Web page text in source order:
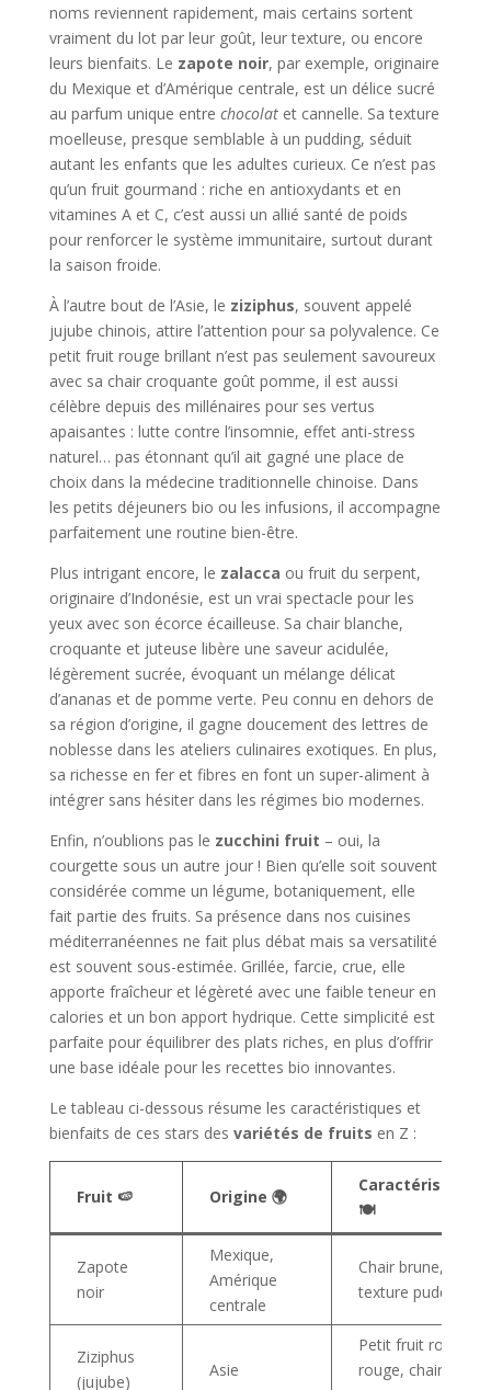
noms reviennent rapidement, mais certains sortent
vraiment du lot par leur goût, leur texture, ou encore
leurs bienfaits. Le zapote noir, par exemple, originaire
du Mexique et d’Amérique centrale, est un délice sucré
au parfum unique entre chocolatet cannelle. Sa texture
moelleuse, presque semblable à un pudding, séduit
autant les enfants que les adultes curieux. Ce n’est pas
qu’un fruit gourmand : riche en antioxydants et en
vitamines A et C, c’est aussi un allié santé de poids
pour renforcer le système immunitaire, surtout durant
la saison froide.
À l’autre bout de l’Asie, le ziziphus, souvent appelé
jujube chinois, attire l’attention pour sa polyvalence. Ce
petit fruit rouge brillant n’est pas seulement savoureux
avec sa chair croquante goût pomme, il est aussi
célèbre depuis des millénaires pour ses vertus
apaisantes : lutte contre l’insomnie, effet anti-stress
naturel… pas étonnant qu’il ait gagné une place de
choix dans la médecine traditionnelle chinoise. Dans
les petits déjeuners bio ou les infusions, il accompagne
parfaitement une routine bien-être.
Plus intrigant encore, le zalacca ou fruit du serpent,
originaire d’Indonésie, est un vrai spectacle pour les
yeux avec son écorce écailleuse. Sa chair blanche,
croquante et juteuse libère une saveur acidulée,
légèrement sucrée, évoquant un mélange délicat
d’ananas et de pomme verte. Peu connu en dehors de
sa région d’origine, il gagne doucement des lettres de
noblesse dans les ateliers culinaires exotiques. En plus,
sa richesse en fer et fibres en font un super-aliment à
intégrer sans hésiter dans les régimes bio modernes.
Enfin, n’oublions pas le zucchini fruit – oui, la
courgette sous un autre jour ! Bien qu’elle soit souvent
considérée comme un légume, botaniquement, elle
fait partie des fruits. Sa présence dans nos cuisines
méditerranéennes ne fait plus débat mais sa versatilité
est souvent sous-estimée. Grillée, farcie, crue, elle
apporte fraîcheur et légèreté avec une faible teneur en
calories et un bon apport hydrique. Cette simplicité est
parfaite pour équilibrer des plats riches, en plus d’offrir
une base idéale pour les recettes bio innovantes.
Le tableau ci-dessous résume les caractéristiques et
bienfaits de ces stars des variétés de fruits en Z :
Fruit 🍉 Origine 🌍
Caractéristiques
🍽️
Zapote
noir
Mexique,
Amérique
centrale
Chair brune,
texture pudding
Ziziphus
(jujube)
Asie
Petit fruit rond
rouge, chair